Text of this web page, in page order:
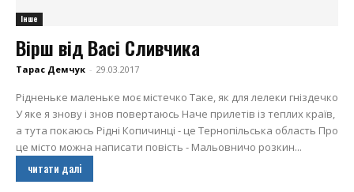
Інше
Вірш від Васі Сливчика
Тарас Демчук - 29.03.2017
Рідненьке маленьке моє містечко Таке, як для лелеки гніздечко
У яке я знову і знов повертаюсь Наче прилетів із теплих країв,
а тута покаюсь Рідні Копичинці - це Тернопільська область Про
це місто можна написати повість - Мальовничо розкин...
читати далі